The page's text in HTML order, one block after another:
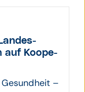
auf Koope­
–